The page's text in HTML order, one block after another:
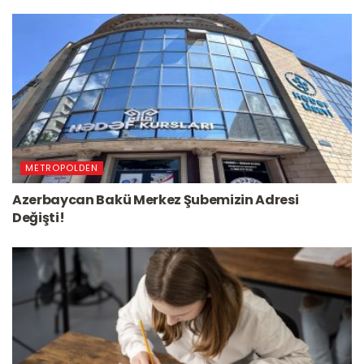
METROPOLDEN
Azerbaycan Bakü Merkez Şubemizin Adresi
Değişti!